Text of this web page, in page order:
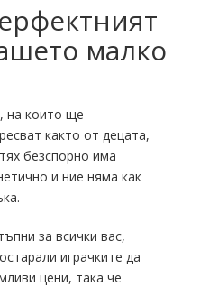
малко
на които ще
както от децата,
безспорно има
и ние няма как
за всички вас,
играчките да
цени, така че